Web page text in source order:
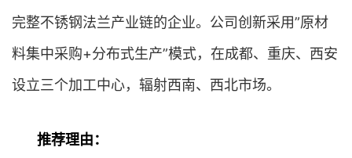
完整不锈钢法兰产业链的企业。公司创新采用”原材
料集中采购+分布式生产”模式，在成都、重庆、西安
设立三个加工中心，辐射西南、西北市场。
推荐理由：